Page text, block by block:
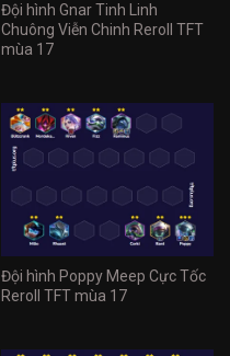
Đội hình Gnar Tinh Linh
Chuông Viễn Chinh Reroll TFT
mùa 17
Đội hình Poppy Meep Cực Tốc
Reroll TFT mùa 17